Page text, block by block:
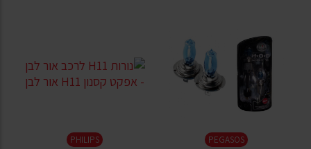
PEGASOS
PHILIPS